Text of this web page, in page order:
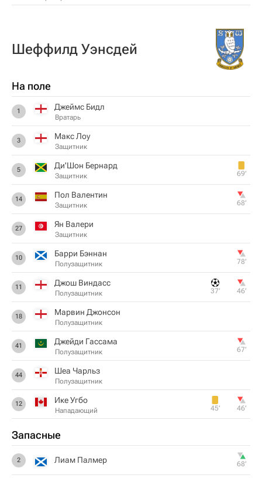
Шеффилд Уэнсдей
На поле
1 Джеймс Бидл
Вратарь
3 Макс Лоу
Защитник
5 Ди'Шон Бернард
Защитник 69‎’‎
14 Пол Валентин
Защитник 68‎’‎
27 Ян Валери
Защитник
10 Барри Бэннан
Полузащитник 78‎’‎
11 Джош Виндасс
Полузащитник 37‎’‎ 46‎’‎
18 Марвин Джонсон
Полузащитник
41 Джейди Гассама
Полузащитник 67‎’‎
44 Шеа Чарльз
Полузащитник
12 Ике Угбо
Нападающий 45‎’‎ 46‎’‎
Запасные
2 Лиам Палмер 68‎’‎